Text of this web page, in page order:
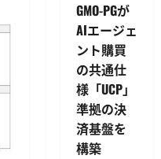
GMO-PGが
AIエージェ
ント購買
の共通仕
様「UCP」
準拠の決
済基盤を
構築